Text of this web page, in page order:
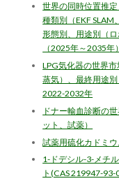
世界の同時位置推
種類別（EKF SLAM
形態別、用途別（
（2025年～2035年）
LPG気化器の世界
蒸気）、最終用途
2022-2032年
ドナー輸血診断の
ット、試薬）
試薬用硫化カドミ
1-ドデシル-3-メチ
ト(CAS 219947-